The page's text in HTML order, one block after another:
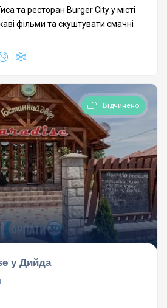
та ресторан Burger City у місті
фільми та скуштувати смачні
Відчинено
у Дийда